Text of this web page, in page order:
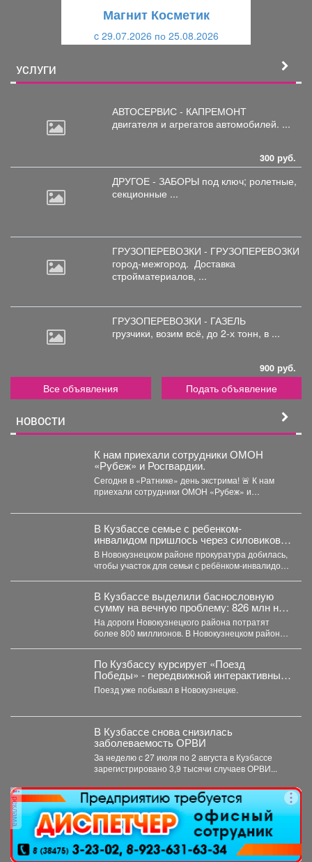
Магнит Косметик
c 29.07.2026 по 25.08.2026
УСЛУГИ
АВТОСЕРВИС - КАПРЕМОНТ
двигателя и агрегатов автомобилей. ...
300 руб.
ДРУГОЕ - ЗАБОРЫ под ключ; ролетные,
секционные ...
ГРУЗОПЕРЕВОЗКИ - ГРУЗОПЕРЕВОЗКИ
город-межгород. Доставка
стройматериалов, ...
ГРУЗОПЕРЕВОЗКИ - ГАЗЕЛЬ
грузчики, возим всё, до 2-х тонн, в ...
900 руб.
Все объявления Подать объявление
НОВОСТИ
К нам приехали сотрудники ОМОН
«Рубеж» и Росгвардии.
Сегодня в «Ратнике» день экстрима! 🚨 К нам
приехали сотрудники ОМОН «Рубеж» и
В Кузбассе семье с ребенком-
инвалидом пришлось через силовиков
просить воду в дом
В Новокузнецком районе прокуратура добилась,
чтобы участок для семьи с ребёнком-инвалидом
В Кузбассе выделили баснословную
сумму на вечную проблему: 826 млн на
ремонт
На дороги Новокузнецкого района потратят
более 800 миллионов. В Новокузнецком районе в
По Кузбассу курсирует «Поезд
Победы» - передвижной интерактивный
музей, рассказывающий о событиях
Великой Отечественной войны.
Поезд уже побывал в Новокузнецке.
В Кузбассе снова снизилась
заболеваемость ОРВИ
За неделю с 27 июля по 2 августа в Кузбассе
зарегистрировано 3,9 тысячи случаев ОРВИ...
реклама